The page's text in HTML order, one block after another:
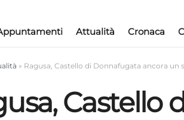
Attualità Cronaca
» Ragusa, Castello di Donnafugata ancora
Castello